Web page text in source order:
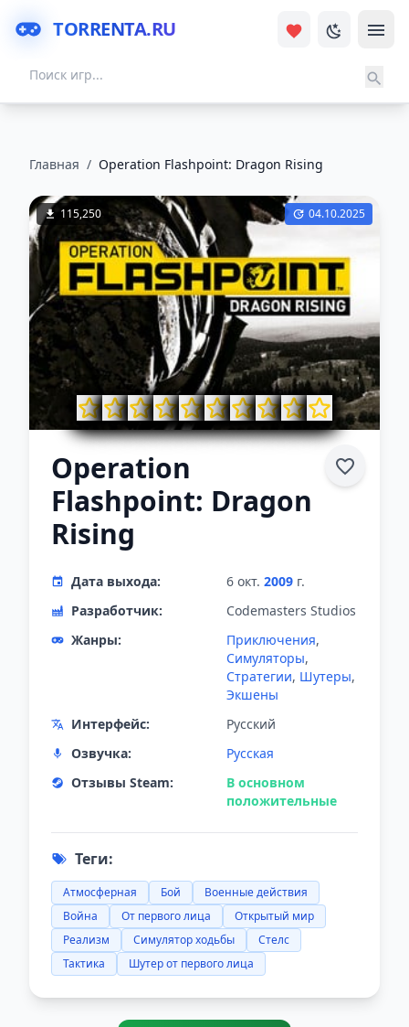
TORRENTA.RU
Главная / Operation Flashpoint: Dragon Rising
115,250 04.10.2025
Operation
Flashpoint: Dragon
Rising
Дата выхода: 6 окт. 2009 г.
Разработчик:
Codemasters Studios
Жанры:
Приключения,
Симуляторы,
Стратегии, Шутеры,
Экшены
Интерфейс:
Русский
Озвучка:
Русская
Отзывы Steam:
В основном
положительные
Теги:
Атмосферная Бой
Военные действия
Война
От первого лица
Открытый мир
Реализм
Симулятор ходьбы
Стелс
Тактика
Шутер от первого лица